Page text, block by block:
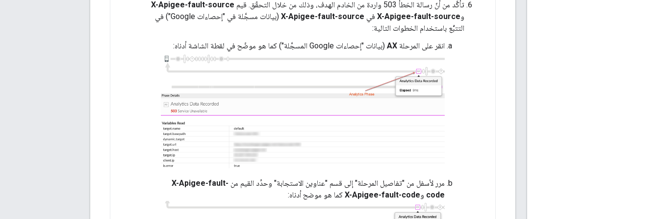
تأكَّد من أنّ رسالة الخطأ 503 واردة من الخادم الهدف، وذلك من خلال التحقّق. قيم
X-Apigee-fault-source
وX-Apigee-fault-source في X-Apigee-fault-source
(بيانات مسجَّلة في "إحصاءات Google") في
التتبُّع باستخدام الخطوات التالية:
انقر على المرحلة AX (بيانات "إحصاءات Google المسجَّلة") كما هو موضّح في لقطة الشاشة أدناه:
مرر لأسفل من "تفاصيل المرحلة" إلى قسم "عناوين الاستجابة" وحدِّد القيم من X-Apigee-fault-
code وX-Apigee-fault-code كما هو موضح أدناه: